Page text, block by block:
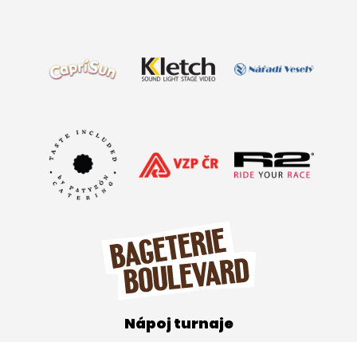
Nápoj turnaje